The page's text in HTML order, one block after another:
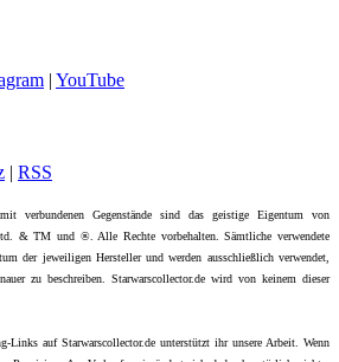
| YouTube
| RSS
verbundenen Gegenstände sind das geistige Eigentum von
& TM und ®. Alle Rechte vorbehalten. Sämtliche verwendete
der jeweiligen Hersteller und werden ausschließlich verwendet,
zu beschreiben. Starwarscollector.de wird von keinem dieser
Links auf Starwarscollector.de unterstützt ihr unsere Arbeit. Wenn